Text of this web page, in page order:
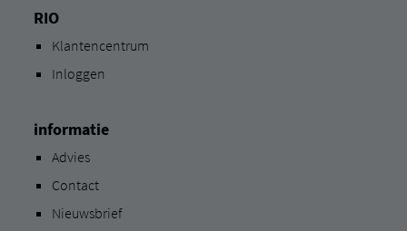
RIO
Klantencentrum
Inloggen
informatie
Advies
Contact
Nieuwsbrief